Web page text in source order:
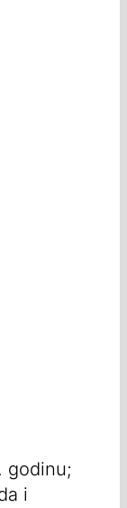
godinu;
i